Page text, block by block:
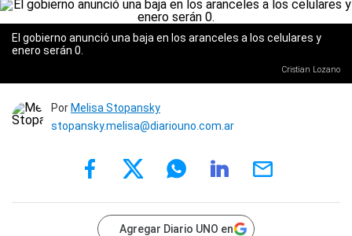
El gobierno anunció una baja en los aranceles a los celulares y
enero serán 0.
Cristian Lozano
Por Melisa Stopansky
stopansky.melisa@diariouno.com.ar
Agregar Diario UNO en